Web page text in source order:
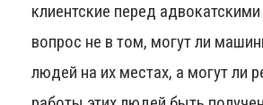
клиентские перед
вопрос не в том, могут ли
людей на их местах, а могут ли